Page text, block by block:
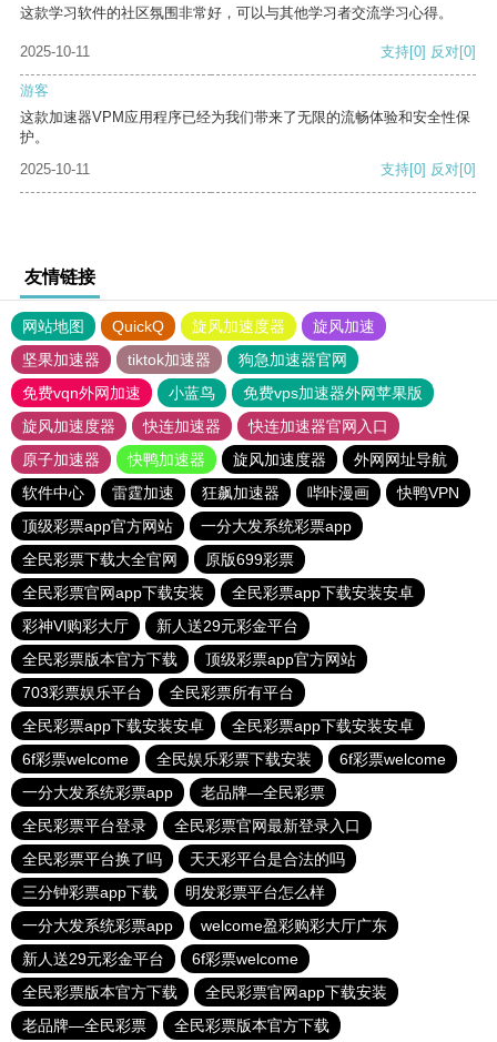
这款学习软件的社区氛围非常好，可以与其他学习者交流学习心得。
2025-10-11 支持[0] 反对[0]
游客
这款加速器VPM应用程序已经为我们带来了无限的流畅体验和安全性保
护。
2025-10-11
支持[0] 反对[0]
友情链接
网站地图 QuickQ 旋风加速度器
旋风加速
坚果加速器
tiktok加速器
狗急加速器官网
免费vqn外网加速
小蓝鸟
免费vps加速器外网苹果版
旋风加速度器
快连加速器
快连加速器官网入口
原子加速器
快鸭加速器 旋风加速度器
外网网址导航
软件中心
雷霆加速 狂飙加速器 哔咔漫画
快鸭VPN
顶级彩票app官方网站
一分大发系统彩票app
全民彩票下载大全官网
原版699彩票
全民彩票官网app下载安装
全民彩票app下载安装安卓
彩神Vl购彩大厅
新人送29元彩金平台
全民彩票版本官方下载
顶级彩票app官方网站
703彩票娱乐平台
全民彩票所有平台
全民彩票app下载安装安卓
全民彩票app下载安装安卓
6f彩票welcome
全民娱乐彩票下载安装
6f彩票welcome
一分大发系统彩票app
老品牌—全民彩票
全民彩票平台登录
全民彩票官网最新登录入口
全民彩票平台换了吗
天天彩平台是合法的吗
三分钟彩票app下载
明发彩票平台怎么样
一分大发系统彩票app
welcome盈彩购彩大厅广东
新人送29元彩金平台
6f彩票welcome
全民彩票版本官方下载
全民彩票官网app下载安装
老品牌—全民彩票
全民彩票版本官方下载